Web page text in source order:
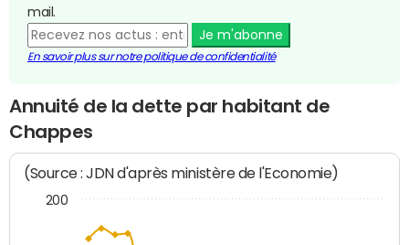
mail.
Je m'abonne
En savoir plus sur notre politique de confidentialité
Annuité de la dette par habitant de
Chappes
(Source : JDN d'après ministère de l'Economie)
200